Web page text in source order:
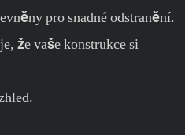
pro snadné odstranění.
že vaše konstrukce si